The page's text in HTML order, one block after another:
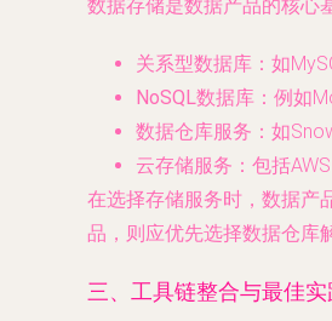
数据存储是数据产品的核心
关系型数据库 ：如
NoSQL数据库 ：例如
数据仓库服务 ：如
云存储服务 ：包括
在选择存储服务时，数据产
品，则应优先选择数据仓库
三、工具链整合与最佳实